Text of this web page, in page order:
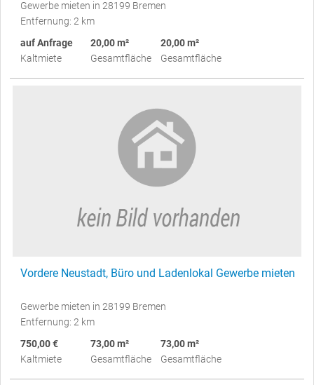
Gewerbe mieten in 28199 Bremen
Entfernung: 2 km
auf Anfrage
Kaltmiete
20,00 m²
Gesamtfläche
20,00 m²
Gesamtfläche
Vordere Neustadt, Büro und Ladenlokal Gewerbe mieten
Gewerbe mieten in 28199 Bremen
Entfernung: 2 km
750,00 €
Kaltmiete
73,00 m²
Gesamtfläche
73,00 m²
Gesamtfläche